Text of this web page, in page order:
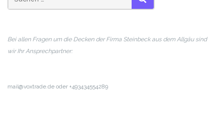
SUCHEN
Bei allen Fragen um die Decken der Firma Steinbeck aus dem Allgäu sind
wir Ihr Ansprechpartner:
mail@voxtrade.de oder +493434554289